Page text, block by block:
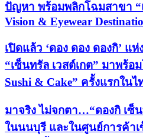
ปัญหา พร้อมพลิกโฉมสาขา
Vision & Eyewear
เปิดแล้ว ‘ดอง ดอง ดองกิ’ แ
“เซ็นทรัล เวสต์เกต” มาพร้อ
Sushi & Cake” ครั้งแรกในไ
มาจริง ไม่จกตา…“ดองกิ เซ็
ในนนบุรี และในศูนย์การค้า